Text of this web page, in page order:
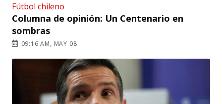
Fútbol chileno
Columna de opinión: Un Centenario en
sombras
09:16 AM, MAY 08